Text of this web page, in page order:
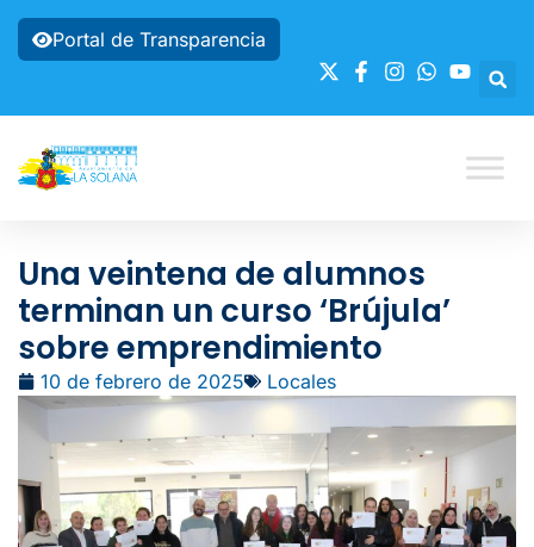
Portal de Transparencia
Una veintena de alumnos
terminan un curso ‘Brújula’
sobre emprendimiento
10 de febrero de 2025 Locales